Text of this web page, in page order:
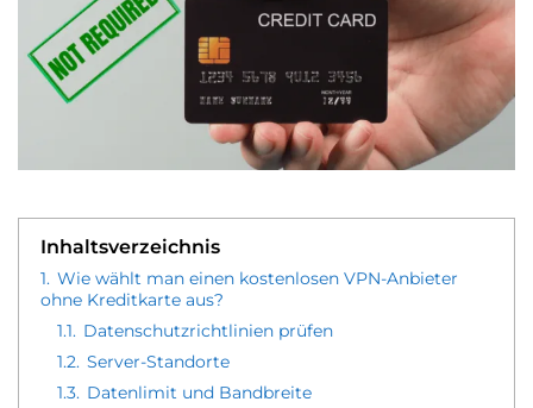
Inhaltsverzeichnis
1. Wie wählt man einen kostenlosen VPN-Anbieter
ohne Kreditkarte aus?
1.1. Datenschutzrichtlinien prüfen
1.2. Server-Standorte
1.3. Datenlimit und Bandbreite